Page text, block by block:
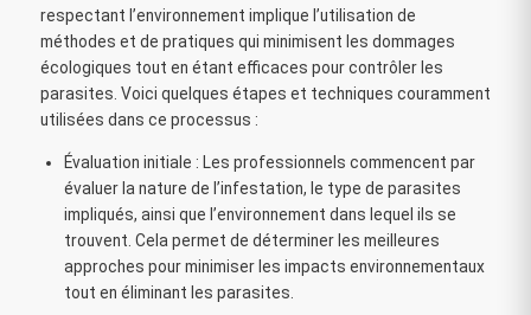
respectant l’environnement implique l’utilisation de
méthodes et de pratiques qui minimisent les dommages
écologiques tout en étant efficaces pour contrôler les
parasites. Voici quelques étapes et techniques couramment
utilisées dans ce processus :
Évaluation initiale : Les professionnels commencent par
évaluer la nature de l’infestation, le type de parasites
impliqués, ainsi que l’environnement dans lequel ils se
trouvent. Cela permet de déterminer les meilleures
approches pour minimiser les impacts environnementaux
tout en éliminant les parasites.